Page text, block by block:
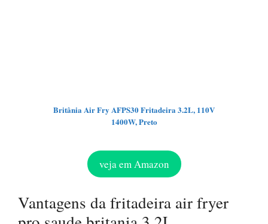
Britânia Air Fry AFPS30 Fritadeira 3.2L, 110V
1400W, Preto
veja em Amazon
Vantagens da fritadeira air fryer